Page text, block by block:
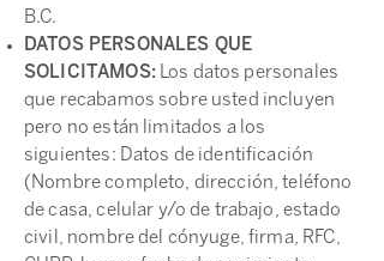
B.C.
DATOS PERSONALES QUE
SOLICITAMOS:Los datos personales
que recabamos sobre usted incluyen
pero no están limitados a los
siguientes: Datos de identificación
(Nombre completo, dirección, teléfono
de casa, celular y/o de trabajo, estado
civil, nombre del cónyuge, firma, RFC,